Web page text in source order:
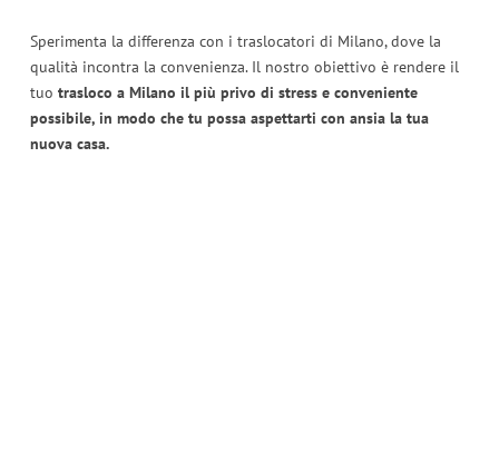
Sperimenta la differenza con i traslocatori di Milano, dove la
qualità incontra la convenienza. Il nostro obiettivo è rendere il
tuo trasloco a Milano il più privo di stress e conveniente
possibile, in modo che tu possa aspettarti con ansia la tua
nuova casa.